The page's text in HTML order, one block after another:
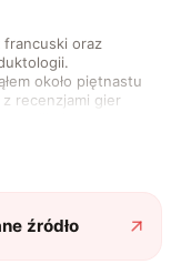
francuski oraz
około piętnastu
recenzjami gier
publikuję
z nauką
źródło